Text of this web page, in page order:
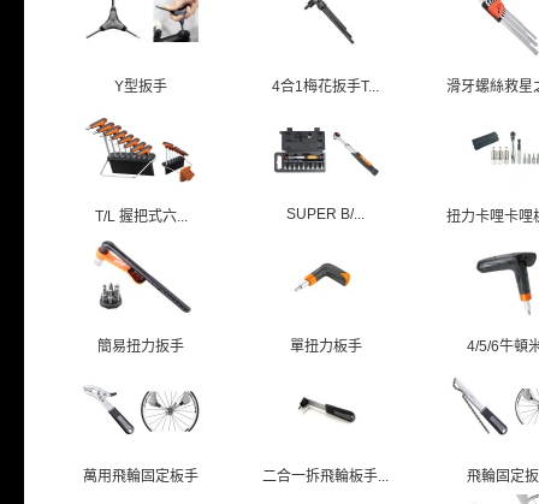
Y型扳手 4合1梅花扳手T... 滑牙螺絲救星
T/L 握把式六... SUPER B/... 扭力卡哩卡哩
簡易扭力扳手 單扭力板手 4/5/6牛頓
萬用飛輪固定板手 二合一拆飛輪板手... 飛輪固定